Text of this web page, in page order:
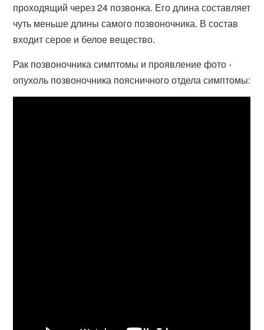
проходящий через 24 позвонка. Его длина составляет
чуть меньше длины самого позвоночника. В состав
входит серое и белое вещество.
Рак позвоночника симптомы и проявление фото -
опухоль позвоночника поясничного отдела симптомы: